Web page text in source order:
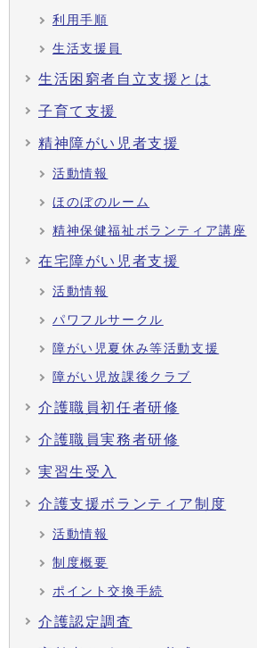
利用手順
生活支援員
生活困窮者自立支援とは
子育て支援
精神障がい児者支援
活動情報
ほのぼのルーム
精神保健福祉ボランティア講座
在宅障がい児者支援
活動情報
パワフルサークル
障がい児夏休み等活動支援
障がい児放課後クラブ
介護職員初任者研修
介護職員実務者研修
実習生受入
介護支援ボランティア制度
活動情報
制度概要
ポイント交換手続
介護認定調査